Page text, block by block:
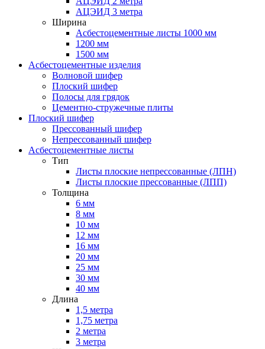
АЦЭИД 3 метра
Ширина
Асбестоцементные листы 1000 мм
1200 мм
1500 мм
Асбестоцементные изделия
Волновой шифер
Плоский шифер
Полосы для грядок
Цементно-стружечные плиты
Плоский шифер
Прессованный шифер
Непрессованный шифер
Асбестоцементные листы
Тип
Листы плоские непрессованные (ЛПН)
Листы плоские прессованные (ЛПП)
Толщина
6 мм
8 мм
10 мм
12 мм
16 мм
20 мм
25 мм
30 мм
40 мм
Длина
1,5 метра
1,75 метра
2 метра
3 метра